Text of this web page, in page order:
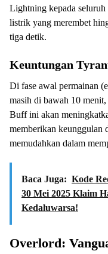
Lightning kepada
listrik yang merembet
tiga detik.
Keuntungan
Di fase awal permainan
masih di bawah 10
Buff ini akan
memberikan keunggulan
memudahkan dalam
Baca Juga: Kode
30 Mei 2025 Klaim
Kedaluwarsa!
Overlord: